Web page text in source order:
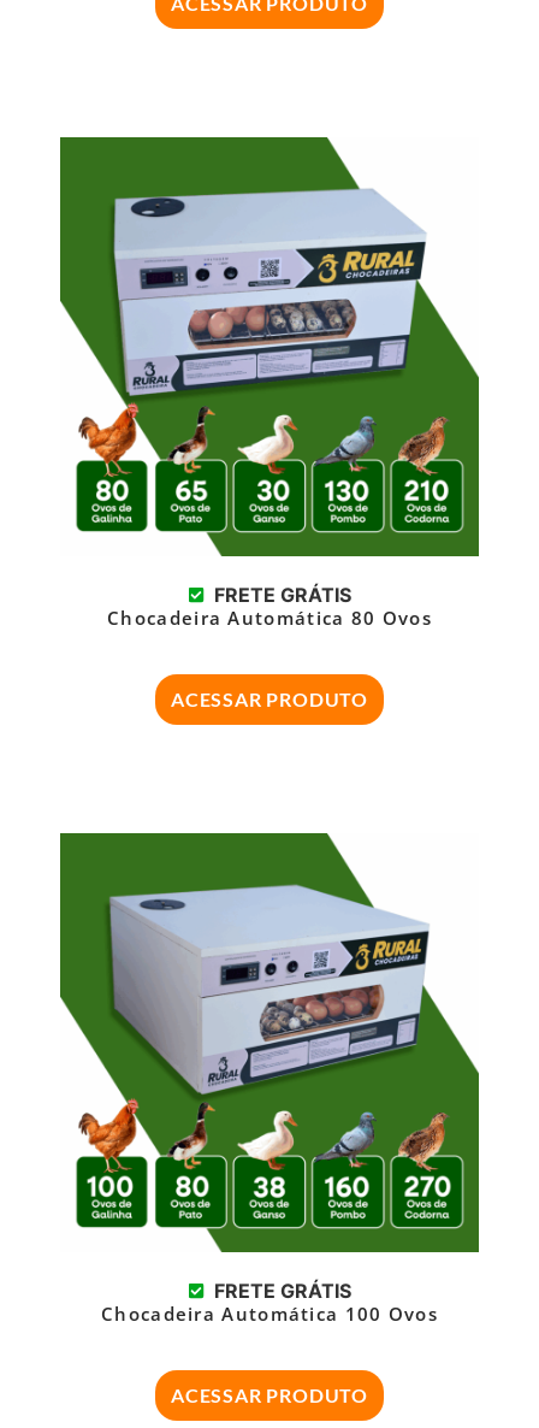
FRETE GRÁTIS
Chocadeira Automática 80 Ovos
ACESSAR PRODUTO
FRETE GRÁTIS
Chocadeira Automática 100 Ovos
ACESSAR PRODUTO